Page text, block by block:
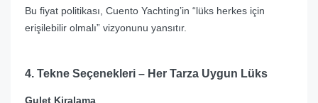
Bu fiyat politikası, Cuento Yachting’in “lüks herkes için
erişilebilir olmalı” vizyonunu yansıtır.
4. Tekne Seçenekleri – Her Tarza Uygun Lüks
Gulet Kiralama